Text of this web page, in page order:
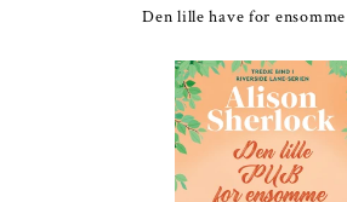
Den lille have for